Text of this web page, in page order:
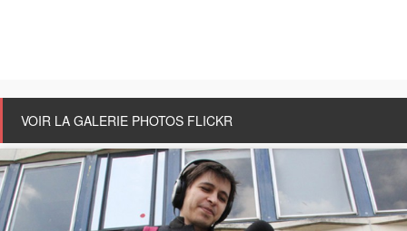
VOIR LA GALERIE PHOTOS FLICKR
DÉCOUVREZ D'AUTRES CARTES SONORES